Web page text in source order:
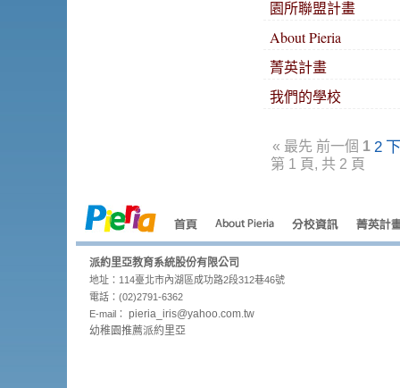
園所聯盟計畫
About Pieria
菁英計畫
我們的學校
« 最先 前一個 1 2
第 1 頁, 共 2 頁
派約里亞教育系統股份有限公司
地址：114臺北市內湖區成功路2段312巷46號
電話：(02)2791-6362
E-mail： pieria_ iris@yahoo.com.tw
幼稚園推薦派約里亞